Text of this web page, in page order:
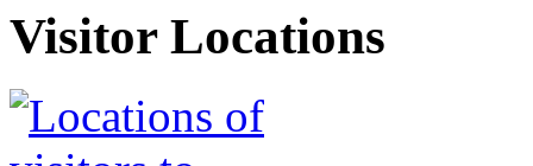
Visitor Locations